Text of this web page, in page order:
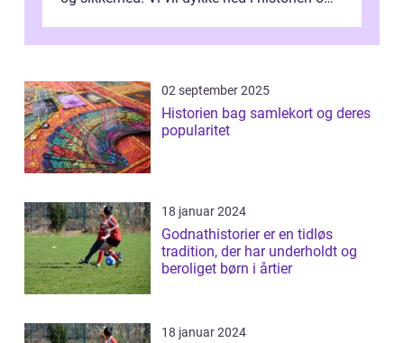
02 september 2025
Historien bag samlekort og deres
popularitet
18 januar 2024
Godnathistorier er en tidløs
tradition, der har underholdt og
beroliget børn i årtier
18 januar 2024